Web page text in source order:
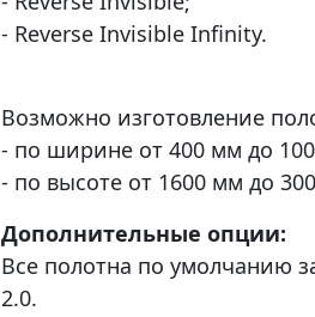
- Reverse Invisible Infinity.
Возможно изготовление
- по ширине от 400 мм до
- по высоте от 1600 мм до
Дополнительные опции:
Все полотна по умолчанию
2.0.